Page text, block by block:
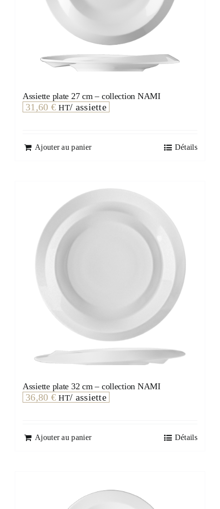
Assiette plate 27 cm – collection NAMI
31,60 € HT/ assiette
Ajouter au panier Détails
Assiette plate 32 cm – collection NAMI
36,80 € HT/ assiette
Ajouter au panier Détails